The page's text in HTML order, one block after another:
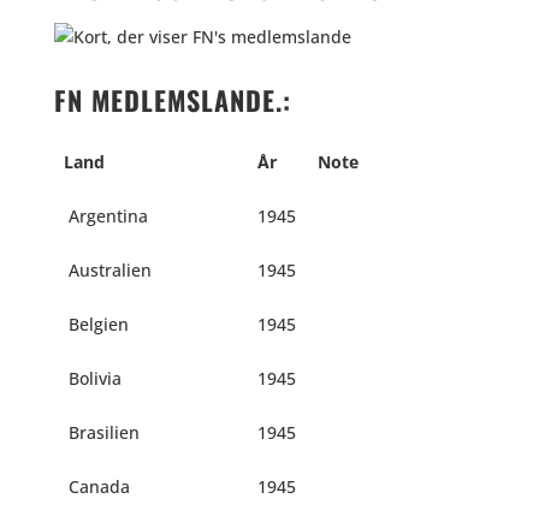
FN MEDLEMSLANDE.:
Land År Note
Argentina 1945
Australien 1945
Belgien 1945
Bolivia 1945
Brasilien 1945
Canada 1945